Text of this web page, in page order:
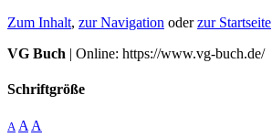
Zum Inhalt, zur Navigation oderzur Startseite
VG Buch | Online: https://www.vg-buch.de/
Schriftgröße
A A A